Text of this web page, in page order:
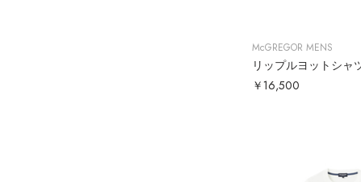
McGREGOR MENS
リップルヨットシャ
￥16,500